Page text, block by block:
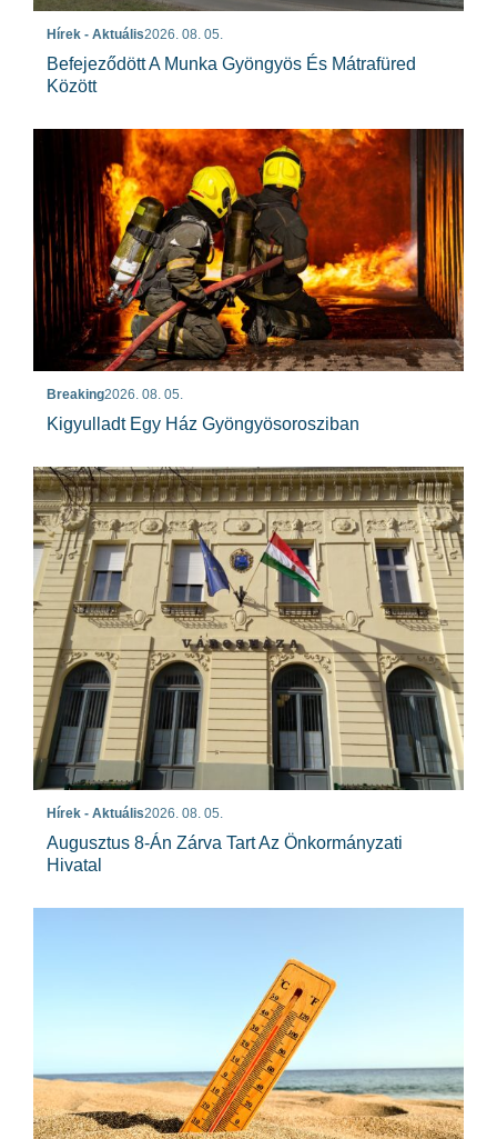
Hírek - Aktuális2026. 08. 05.
Befejeződött A Munka Gyöngyös És Mátrafüred
Között
Breaking2026. 08. 05.
Kigyulladt Egy Ház Gyöngyösorosziban
Hírek - Aktuális2026. 08. 05.
Augusztus 8-Án Zárva Tart Az Önkormányzati
Hivatal